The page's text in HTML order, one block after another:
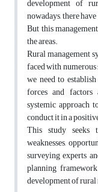
development of
nowadays, there
But this
the areas.
Rural management
faced with
we need to
forces and
systemic approach
conduct it in a
This study seeks
weaknesses,
surveying experts
planning
development of